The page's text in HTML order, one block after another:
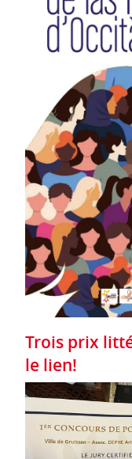
Trois prix
le lien!